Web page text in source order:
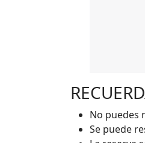
No puedes
Se puede